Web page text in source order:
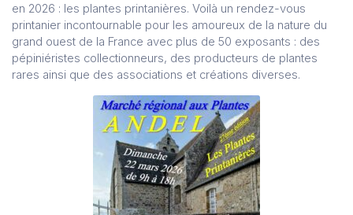
en 2026 : les plantes printanières. Voilà un rendez-vous
printanier incontournable pour les amoureux de la nature du
grand ouest de la France avec plus de 50 exposants : des
pépiniéristes collectionneurs, des producteurs de plantes
rares ainsi que des associations et créations diverses.